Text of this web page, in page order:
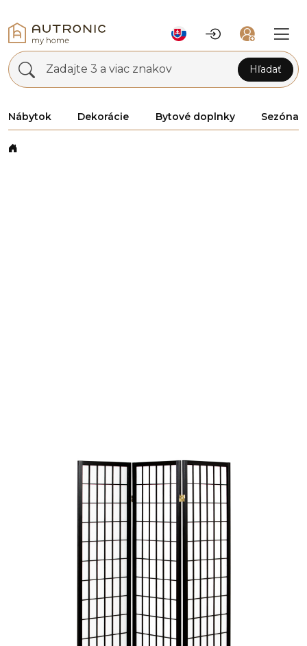
Zadajte 3 a viac znakov Hľadať
Nábytok Dekorácie Bytové doplnky Sezóna